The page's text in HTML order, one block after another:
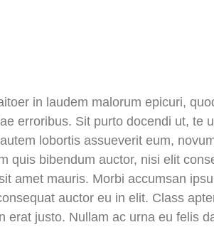
in laudem malorum epicuri,
erroribus. Sit purto docendi ut, te
lobortis assueverit eum,
quis bibendum auctor, nisi elit
amet mauris. Morbi accumsan
auctor eu in elit. Class
erat justo. Nullam ac urna eu felis